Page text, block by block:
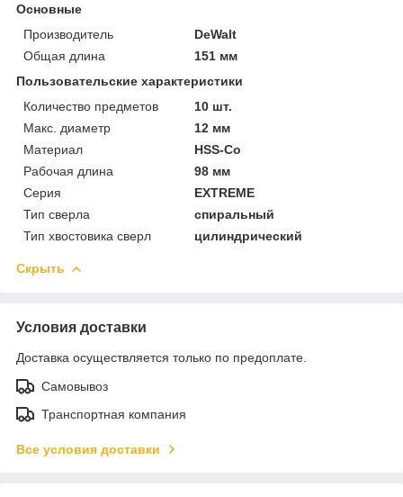
Основные
Производитель
DeWalt
Общая длина
151 мм
Пользовательские характеристики
Количество предметов
10 шт.
Макс. диаметр
12 мм
Материал
HSS-Co
Рабочая длина
98 мм
Серия
EXTREME
Тип сверла
спиральный
Тип хвостовика сверл
цилиндрический
Скрыть
Условия доставки
Доставка осуществляется только по предоплате.
Самовывоз
Транспортная компания
Все условия доставки